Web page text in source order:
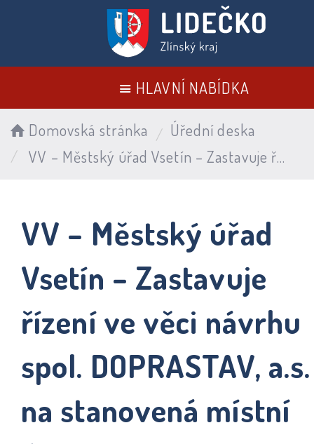
HLAVNÍ NABÍDKA
Domovská stránka
Úřední deska
VV – Městský úřad Vsetín – Zastavuje řízení ve věci návrhu spol. DOPRASTAV, a.s. na stanovená místní úpravy provozu na pozemních komunikacích
VV – Městský úřad
Vsetín – Zastavuje
řízení ve věci návrhu
spol. DOPRASTAV, a.s.
na stanovená místní